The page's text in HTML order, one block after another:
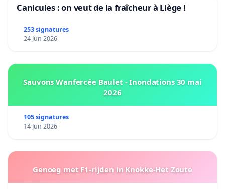
Canicules : on veut de la fraîcheur à Liège !
253 signatures
24 Jun 2026
Sauvons Wanfercée Baulet - Inondations 30 mai
2026
105 signatures
14 Jun 2026
Genoeg met F1-rijden in Knokke-Het Zoute